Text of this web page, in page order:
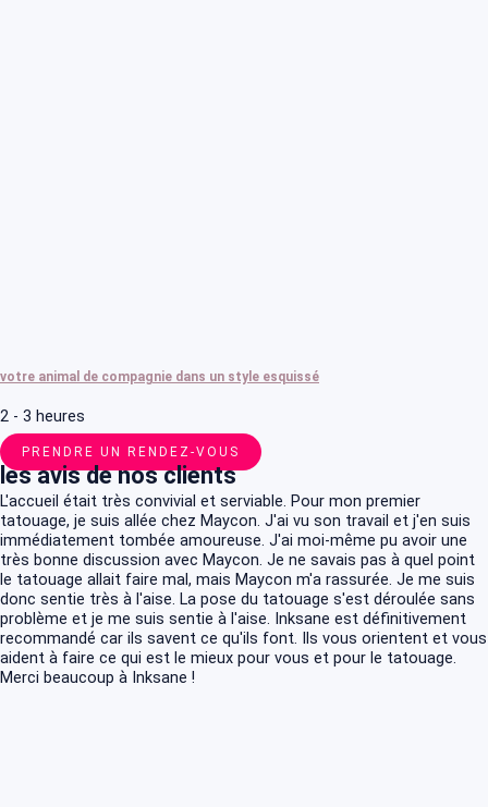
votre animal de compagnie dans un style esquissé
2 - 3 heures
PRENDRE UN RENDEZ-VOUS
les avis de nos clients
L'accueil était très convivial et serviable. Pour mon premier
tatouage, je suis allée chez Maycon. J'ai vu son travail et j'en suis
immédiatement tombée amoureuse. J'ai moi-même pu avoir une
très bonne discussion avec Maycon. Je ne savais pas à quel point
le tatouage allait faire mal, mais Maycon m'a rassurée. Je me suis
donc sentie très à l'aise. La pose du tatouage s'est déroulée sans
problème et je me suis sentie à l'aise. Inksane est définitivement
recommandé car ils savent ce qu'ils font. Ils vous orientent et vous
aident à faire ce qui est le mieux pour vous et pour le tatouage.
Merci beaucoup à Inksane !